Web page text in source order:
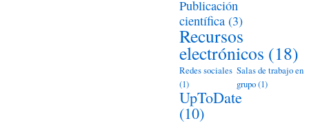
Publicación
científica (3)
Recursos
electrónicos (18)
Redes sociales
(1)
Salas de trabajo en
grupo(1)
UpToDate
(10)